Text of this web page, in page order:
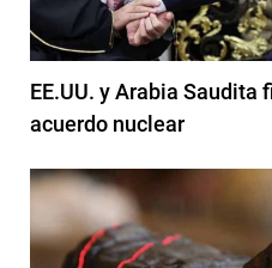
EE.UU. y Arabia Saudita
acuerdo nuclear